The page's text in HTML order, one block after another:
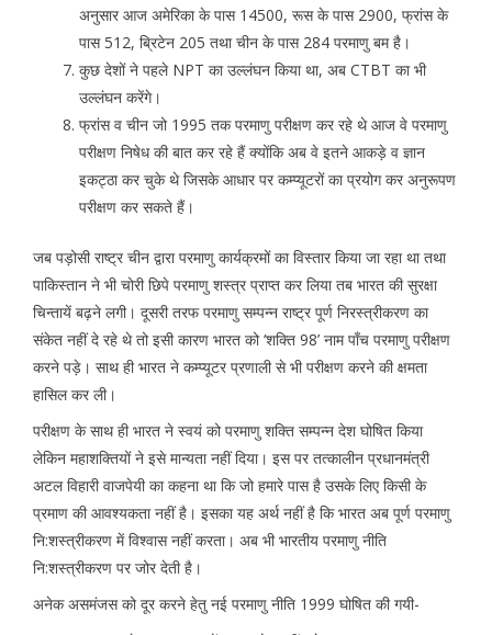
अनुसार आज अमेरिका के पास 14500, रूस के पास 2900, फ्रांस के
पास 512, ब्रिटेन 205 तथा चीन के पास 284 परमाणु बम है।
कुछ देशों ने पहले NPT का उल्लंघन किया था, अब CTBT का भी
उल्लंघन करेंगे।
फ्रांस व चीन जो 1995 तक परमाणु परीक्षण कर रहे थे आज वे परमाणु
परीक्षण निषेध की बात कर रहे हैं क्योंकि अब वे इतने आकड़े व ज्ञान
इकट्ठा कर चुके थे जिसके आधार पर कम्प्यूटरों का प्रयोग कर अनुरूपण
परीक्षण कर सकते हैं।
जब पड़ोसी राष्ट्र चीन द्वारा परमाणु कार्यक्रमों का विस्तार किया जा रहा था तथा
पाकिस्तान ने भी चोरी छिपे परमाणु शस्त्र प्राप्त कर लिया तब भारत की सुरक्षा
चिन्तायें बढ़ने लगी। दूसरी तरफ परमाणु सम्पन्न राष्ट्र पूर्ण निरस्त्रीकरण का
संकेत नहीं दे रहे थे तो इसी कारण भारत को ‘शक्ति 98’ नाम पाँच परमाणु परीक्षण
करने पड़े। साथ ही भारत ने कम्प्यूटर प्रणाली से भी परीक्षण करने की क्षमता
हासिल कर ली।
परीक्षण के साथ ही भारत ने स्वयं को परमाणु शक्ति सम्पन्न देश घोषित किया
लेकिन महाशक्तियों ने इसे मान्यता नहीं दिया। इस पर तत्कालीन प्रधानमंत्री
अटल विहारी वाजपेयी का कहना था कि जो हमारे पास है उसके लिए किसी के
प्रमाण की आवश्यकता नहीं है। इसका यह अर्थ नहीं है कि भारत अब पूर्ण परमाणु
नि:शस्त्रीकरण में विश्वास नहीं करता। अब भी भारतीय परमाणु नीति
नि:शस्त्रीकरण पर जोर देती है।
अनेक असमंजस को दूर करने हेतु नई परमाणु नीति 1999 घोषित की गयी-